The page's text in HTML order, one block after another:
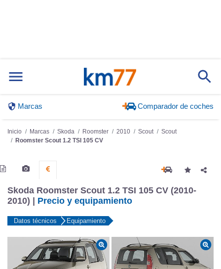
Marcas Comparador de coches
Inicio Marcas Skoda Roomster 2010 Scout
Scout
Roomster Scout 1.2 TSI 105 CV
Skoda Roomster Scout 1.2 TSI 105 CV (2010-
2010) | Precio y equipamiento
Datos técnicos Equipamiento